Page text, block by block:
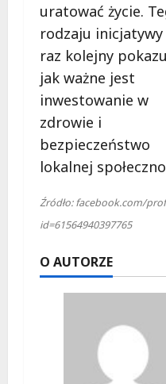
uratować życie.
rodzaju
raz kolejny
jak ważne jest
inwestowanie w
zdrowie i
bezpieczeństwo
lokalnej
Źródło: facebook.com/
id=61564940397765
O AUTORZE